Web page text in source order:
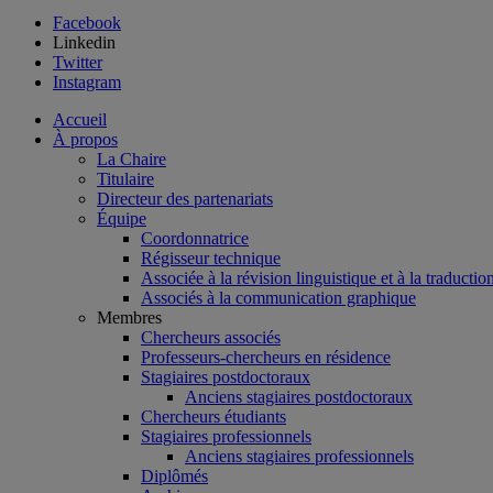
Facebook
Linkedin
Twitter
Instagram
Accueil
À propos
La Chaire
Titulaire
Directeur des partenariats
Équipe
Coordonnatrice
Régisseur technique
Associée à la révision linguistique et à la
Associés à la communication graphique
Membres
Chercheurs associés
Professeurs-chercheurs en résidence
Stagiaires postdoctoraux
Anciens stagiaires postdoctoraux
Chercheurs étudiants
Stagiaires professionnels
Anciens stagiaires professionnels
Diplômés